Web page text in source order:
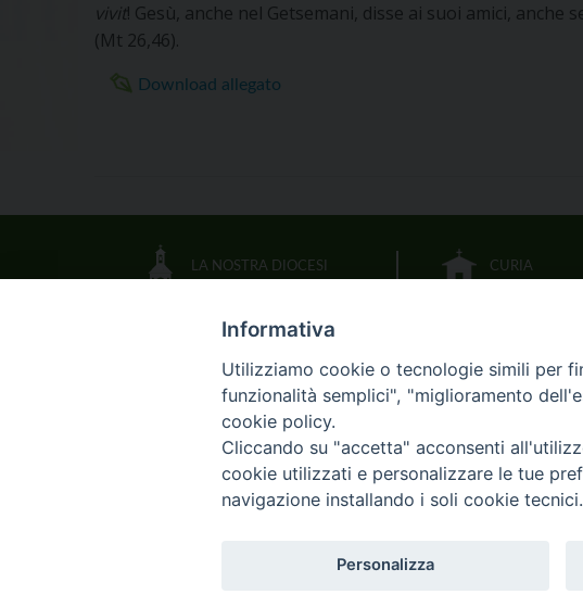
vivit! Gesù, anche nel Getsemani, disse ai suoi amici, anche
(Mt 26,46).
Download allegato
LA NOSTRA DIOCESI
IL VESCOVO
CALENDARIO DIOCESANO
CURIA
LITURGIA
BIBBIA CEI
HOME
Informativa
Utilizziamo cookie o tecnologie simili per
funzionalità semplici", "miglioramento
cookie policy.
Cliccando su "accetta" acconsenti
cookie utilizzati e personalizzare le tue
navigazione installando i soli cookie
Personalizza